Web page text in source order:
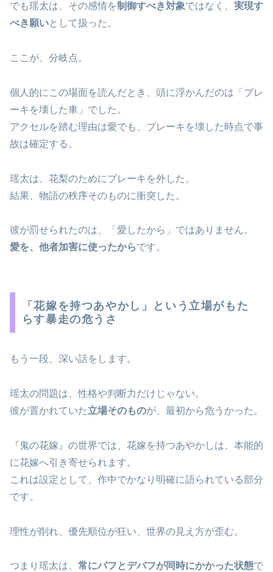
でも瑶太は、その感情を制御すべき対象ではなく、 実現す
べき願いとして扱った。
ここが、分岐点。
個人的にこの場面を読んだとき、頭に浮かんだのは「ブレ
ーキを壊した車」でした。
アクセルを踏む理由は愛でも、ブレーキを壊した時点で事
故は確定する。
瑶太は、花梨のためにブレーキを外した。
結果、物語の秩序そのものに衝突した。
彼が罰せられたのは、「愛したから」ではありません。
愛を、他者加害に使ったからです。
「花嫁を持つあやかし」という立場がもた
らす暴走の危うさ
もう一段、深い話をします。
瑶太の問題は、性格や判断力だけじゃない。
彼が置かれていた立場そのものが、最初から危うかった。
『鬼の花嫁』の世界では、花嫁を持つあやかしは、本能的
に花嫁へ引き寄せられます。
これは設定として、作中でかなり明確に語られている部分
です。
理性が削れ、優先順位が狂い、世界の見え方が歪む。
つまり瑶太は、 常にバフとデバフが同時にかかった状態で